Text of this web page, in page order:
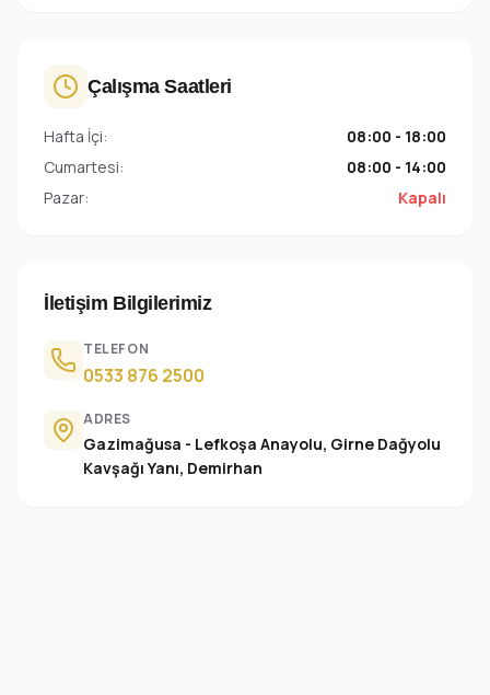
Çalışma Saatleri
Hafta İçi:
08:00 - 18:00
Cumartesi:
08:00 - 14:00
Pazar:
Kapalı
İletişim Bilgilerimiz
TELEFON
0533 876 2500
ADRES
Gazimağusa - Lefkoşa Anayolu, Girne Dağyolu
Kavşağı Yanı, Demirhan